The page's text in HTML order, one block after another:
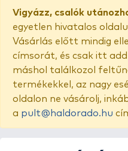
Vigyázz, csalók
egyetlen hivatalos
Vásárlás előtt mindig
címsorát, és csak itt
máshol találkozol
termékekkel, az nagy
oldalon ne vásárolj,
a pult@haldorado.hu